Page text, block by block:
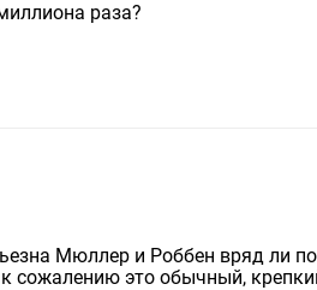
раза?
Мюллер и Роббен вряд ли
сожалению это обычный,